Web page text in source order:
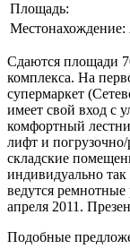
Площадь:
Местонахождение:
Сдаются площади
комплекса. На
супермаркет
имеет свой вход с
комфортный
лифт и погрузочно/
складские
индивидуально
ведутся
апреля 2011.
Подобные